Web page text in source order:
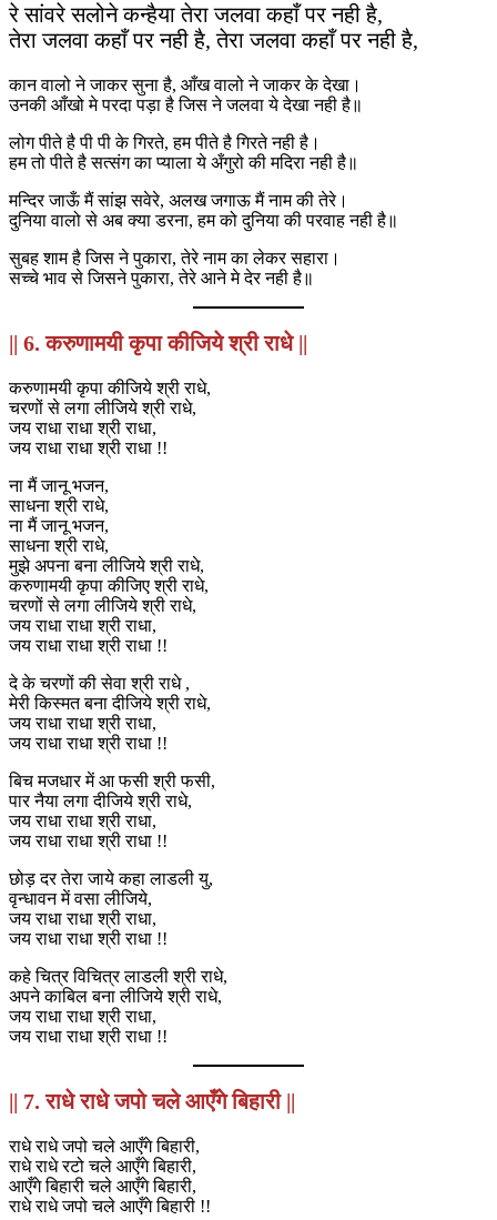
रे सांवरे सलोने कन्हैया तेरा जलवा कहाँ पर नही है,
तेरा जलवा कहाँ पर नही है, तेरा जलवा कहाँ पर नही है,
कान वालो ने जाकर सुना है, आँख वालो ने जाकर के देखा।
उनकी आँखो मे परदा पड़ा है जिस ने जलवा ये देखा नही है॥
लोग पीते है पी पी के गिरते, हम पीते है गिरते नही है।
हम तो पीते है सत्संग का प्याला ये अँगुरो की मदिरा नही है॥
मन्दिर जाऊँ मैं सांझ सवेरे, अलख जगाऊ मैं नाम की तेरे।
दुनिया वालो से अब क्या डरना, हम को दुनिया की परवाह नही है॥
सुबह शाम है जिस ने पुकारा, तेरे नाम का लेकर सहारा।
सच्चे भाव से जिसने पुकारा, तेरे आने मे देर नही है॥
|| 6. करुणामयी कृपा कीजिये श्री राधे ||
करुणामयी कृपा कीजिये श्री राधे,
चरणों से लगा लीजिये श्री राधे,
जय राधा राधा श्री राधा,
जय राधा राधा श्री राधा !!
ना मैं जानू भजन,
साधना श्री राधे,
ना मैं जानू भजन,
साधना श्री राधे,
मुझे अपना बना लीजिये श्री राधे,
करुणामयी कृपा कीजिए श्री राधे,
चरणों से लगा लीजिये श्री राधे,
जय राधा राधा श्री राधा,
जय राधा राधा श्री राधा !!
दे के चरणों की सेवा श्री राधे ,
मेरी किस्मत बना दीजिये श्री राधे,
जय राधा राधा श्री राधा,
जय राधा राधा श्री राधा !!
बिच मजधार में आ फसी श्री फसी,
पार नैया लगा दीजिये श्री राधे,
जय राधा राधा श्री राधा,
जय राधा राधा श्री राधा !!
छोड़ दर तेरा जाये कहा लाडली यु,
वृन्धावन में वसा लीजिये,
जय राधा राधा श्री राधा,
जय राधा राधा श्री राधा !!
कहे चित्र विचित्र लाडली श्री राधे,
अपने काबिल बना लीजिये श्री राधे,
जय राधा राधा श्री राधा,
जय राधा राधा श्री राधा !!
|| 7. राधे राधे जपो चले आएँगे बिहारी ||
राधे राधे जपो चले आएँगे बिहारी,
राधे राधे रटो चले आएँगे बिहारी,
आएँगे बिहारी चले आएँगे बिहारी,
राधे राधे जपो चले आएँगे बिहारी !!